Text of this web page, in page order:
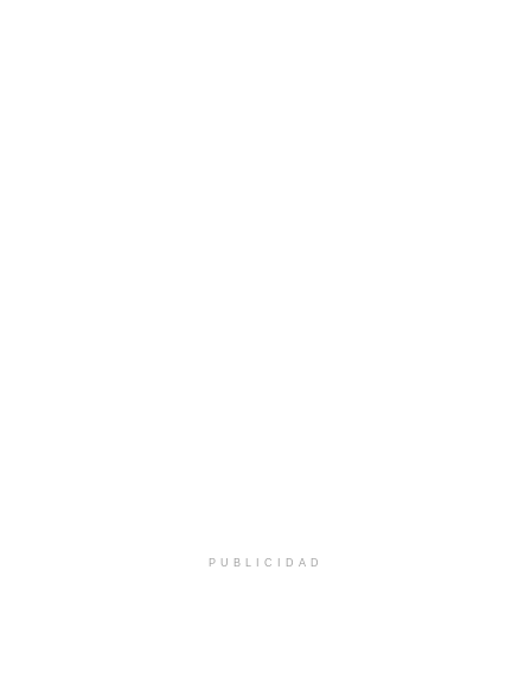
PUBLICIDAD